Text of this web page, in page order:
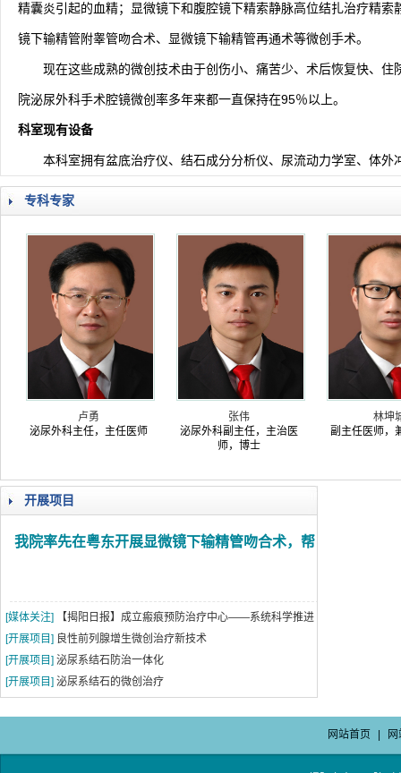
精囊炎引起的血精；显微镜下和腹腔镜下精索静脉高位结扎治疗精
镜下输精管附睾管吻合术、显微镜下输精管再通术等微创手术。
现在这些成熟的微创技术由于创伤小、痛苦少、术后恢复快、
院泌尿外科手术腔镜微创率多年来都一直保持在95％以上。
科室现有设备
本科室拥有盆底治疗仪、结石成分分析仪、尿流动力学室、体外
专科专家
卢勇
泌尿外科主任，主任医师
张伟
泌尿外科副主任，主治医
师，博士
林坤
副主任医师，
开展项目
我院率先在粤东开展显微镜下输精管吻合术，帮
[媒体关注]
【揭阳日报】成立瘢痕预防治疗中心——系统科学推进
瘢痕治疗
[开展项目] 良性前列腺增生微创治疗新技术
[开展项目] 泌尿系结石防治一体化
[开展项目] 泌尿系结石的微创治疗
网站首页